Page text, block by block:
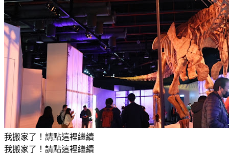
我搬家了！請點這裡繼續
我搬家了！請點這裡繼續